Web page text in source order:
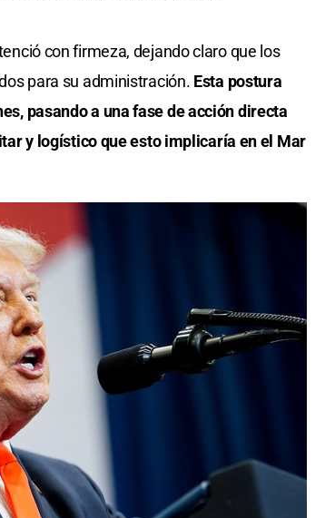
con firmeza, dejando claro que los
para su administración. Esta postura
pasando a una fase de acción directa
y logístico que esto implicaría en el Mar